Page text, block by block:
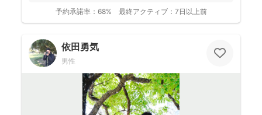
予約承諾率： 68% 最終アクティブ： 7日以上前
依田勇気
男性